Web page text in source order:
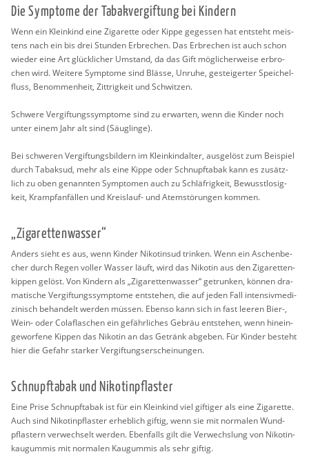
Die Sym­pto­me der Ta­bak­ver­gif­tung bei Kin­dern
Wenn ein Klein­kind eine Zi­ga­ret­te oder Kippe ge­ges­sen hat ent­steht meis­
tens nach ein bis drei Stun­den Er­bre­chen. Das Er­bre­chen ist auch schon
wie­der eine Art glück­li­cher Um­stand, da das Gift mög­li­cher­wei­se er­bro­
chen wird. Wei­te­re Sym­pto­me sind Bläs­se, Un­ru­he, ge­stei­ger­ter Spei­chel­
fluss, Be­nom­men­heit, Zitt­rig­keit und Schwit­zen.
Schwe­re Ver­gif­tungs­sym­pto­me sind zu er­war­ten, wenn die Kin­der noch
unter einem Jahr alt sind (Säug­lin­ge).
Bei schwe­ren Ver­gif­tungs­bil­dern im Klein­kind­al­ter, aus­ge­löst zum Bei­spiel
durch Ta­bak­sud, mehr als eine Kippe oder Schnupf­ta­bak kann es zu­sätz­
lich zu oben ge­nann­ten Sym­pto­men auch zu Schläf­rig­keit, Be­wusst­lo­sig­
keit, Krampf­an­fäl­len und Kreis­lauf- und Atem­stö­run­gen kom­men.
„Zi­ga­ret­ten­was­ser“
An­ders sieht es aus, wenn Kin­der Ni­ko­tin­sud trin­ken. Wenn ein Aschen­be­
cher durch Regen vol­ler Was­ser läuft, wird das Ni­ko­tin aus den Zi­ga­ret­ten­
kip­pen ge­löst. Von Kin­dern als „Zi­ga­ret­ten­was­ser“ ge­trun­ken, kön­nen dra­
ma­ti­sche Ver­gif­tungs­sym­pto­me ent­ste­hen, die auf jeden Fall in­ten­siv­me­di­
zi­nisch be­han­delt wer­den müs­sen. Eben­so kann sich in fast lee­ren Bier-,
Wein- oder Co­la­fla­schen ein ge­fähr­li­ches Ge­bräu ent­ste­hen, wenn hin­ein­
ge­wor­fe­ne Kip­pen das Ni­ko­tin an das Ge­tränk ab­ge­ben. Für Kin­der be­steht
hier die Ge­fahr star­ker Ver­gif­tungs­er­schei­nun­gen.
Schnupf­ta­bak und Ni­ko­tin­pflas­ter
Eine Prise Schnupf­ta­bak ist für ein Klein­kind viel gif­ti­ger als eine Zi­ga­ret­te.
Auch sind Ni­ko­tin­pflas­ter er­heb­lich gif­tig, wenn sie mit nor­ma­len Wund­
pflas­tern ver­wech­selt wer­den. Eben­falls gilt die Ver­wechs­lung von Ni­kot­in­
kau­gum­mis mit nor­ma­len Kau­gum­mis als sehr gif­tig.